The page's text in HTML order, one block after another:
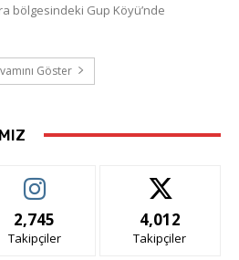
bölgesindeki Gup Köyü’nde
Göster
2,745
Takipçiler
4,012
Takipçiler